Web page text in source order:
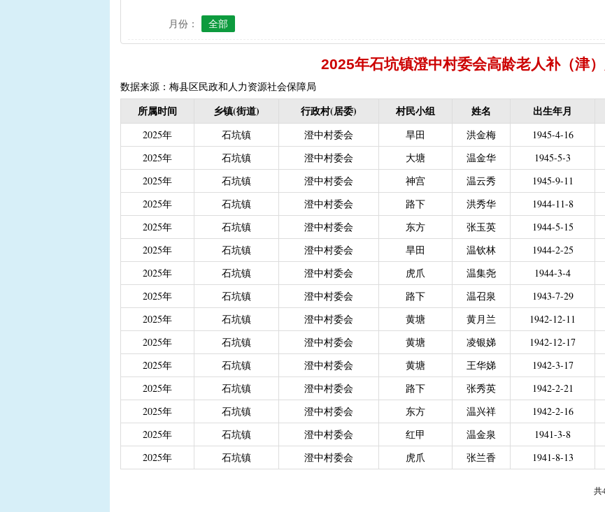
计划生育家庭特别扶助（2013年至2020年按季度公开）
| 城镇独生子女父母计划生育奖励 | 农村计划生育节育奖励（农村纯生二女结扎户奖励（
义务教育阶段家庭经济困难学生生活费补助 | 普通高中国家助学金 | 中等职业学校国家
| 普通高中建档立卡和非建档立卡免学杂费补助
高中残疾学生免学杂费补助（合并到“普通高中建档立卡和非建档立卡免学杂费补助”）
| 学前教育资助 | 建档立卡学生生活费（2016年至2021年，已结束） | 大中型水库移民
| 城乡居民保险养老金 | 农村危房改造 | 基本农田保护经济补偿 | 残疾人自主创业就业
| 重度残疾人护理补贴（2013年至2016年，已移至民政局） | 重度残疾人医疗保险
南粤扶残助学工程（高等教育阶段残疾学生补贴）
低保残疾人生活津贴（2013年至
重度残疾人、精神和智力残疾人缴纳城乡居民基本养老保险费 | 广东省贫困归侨扶贫救
城乡居民医保大病保险 | 城乡居民医保零星报销
困难群众医疗救助
城乡居民医保大病保险（2021年4月之前社保局公开的数据） | 城乡居民医保零星报销（
省级生态公益林效益补偿专项资金
月份： 全部
2025年石坑镇澄中村委会高龄老人补（津
数据来源：梅县区民政和人力资源社会保障局
所属时间 乡镇(街道) 行政村(居委) 村民小组 姓名 出生年月
2025年 石坑镇 澄中村委会 旱田 洪金梅 1945-4-16
2025年
石坑镇 澄中村委会 大塘 温金华 1945-5-3
2025年
石坑镇 澄中村委会 神宫 温云秀 1945-9-11
2025年
石坑镇 澄中村委会 路下 洪秀华 1944-11-8
2025年
石坑镇 澄中村委会 东方 张玉英 1944-5-15
2025年
石坑镇 澄中村委会 旱田 温钦林 1944-2-25
2025年
石坑镇 澄中村委会 虎爪 温集尧 1944-3-4
2025年
石坑镇 澄中村委会 路下 温召泉 1943-7-29
2025年
石坑镇 澄中村委会 黄塘 黄月兰 1942-12-11
2025年
石坑镇 澄中村委会 黄塘 凌银娣 1942-12-17
2025年
石坑镇 澄中村委会 黄塘 王华娣 1942-3-17
2025年
石坑镇 澄中村委会 路下 张秀英 1942-2-21
2025年
石坑镇 澄中村委会 东方 温兴祥 1942-2-16
2025年
石坑镇 澄中村委会 红甲 温金泉 1941-3-8
2025年
石坑镇 澄中村委会 虎爪 张兰香 1941-8-13
共